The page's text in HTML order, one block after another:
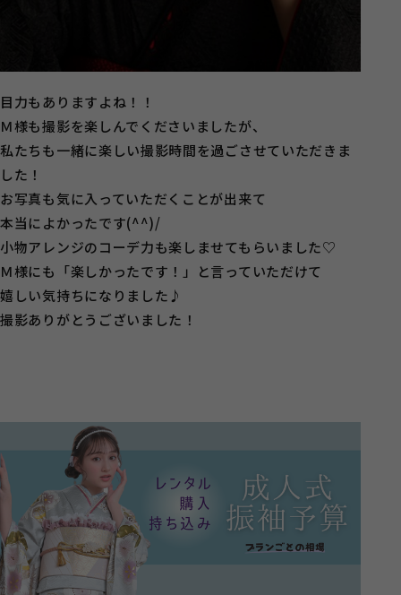
目力もありますよね！！
Ｍ様も撮影を楽しんでくださいましたが、
私たちも一緒に楽しい撮影時間を過ごさせていただきま
した！
お写真も気に入っていただくことが出来て
本当によかったです(^^)/
小物アレンジのコーデ力も楽しませてもらいました♡
Ｍ様にも「楽しかったです！」と言っていただけて
嬉しい気持ちになりました♪
撮影ありがとうございました！